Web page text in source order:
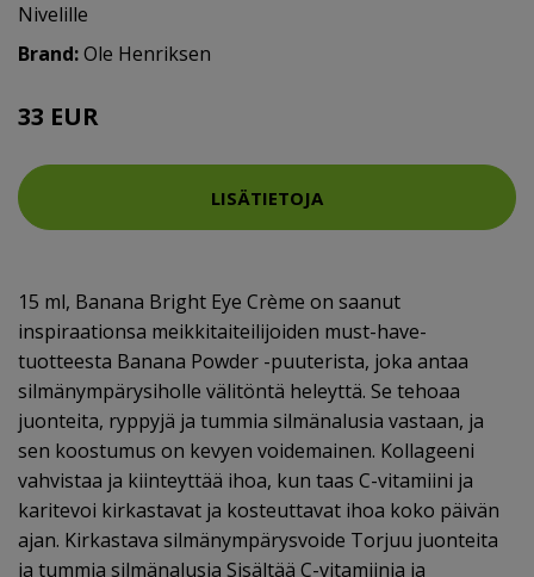
Nivelille
Brand:Ole Henriksen
33 EUR
LISÄTIETOJA
15 ml, Banana Bright Eye Crème on saanut
inspiraationsa meikkitaiteilijoiden must-have-
tuotteesta Banana Powder -puuterista, joka antaa
silmänympärysiholle välitöntä heleyttä. Se tehoaa
juonteita, ryppyjä ja tummia silmänalusia vastaan, ja
sen koostumus on kevyen voidemainen. Kollageeni
vahvistaa ja kiinteyttää ihoa, kun taas C-vitamiini ja
karitevoi kirkastavat ja kosteuttavat ihoa koko päivän
ajan. Kirkastava silmänympärysvoide Torjuu juonteita
ja tummia silmänalusia Sisältää C-vitamiinia ja